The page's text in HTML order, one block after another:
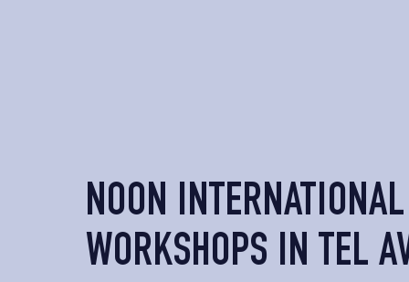
NOON INTERNATIONAL
WORKSHOPS IN TEL